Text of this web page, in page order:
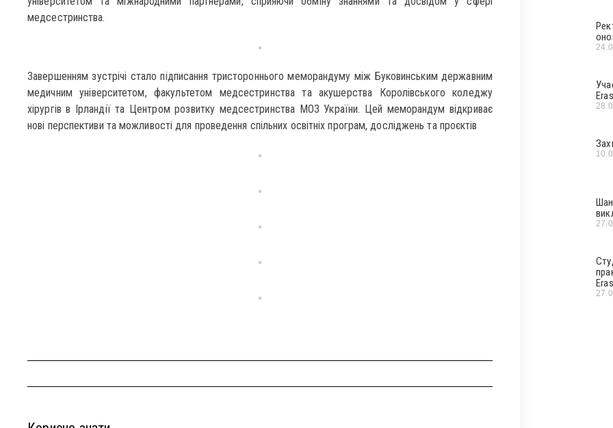
медсестринства.
Завершенням зустрічі стало підписання тристороннього меморандуму між Буковинським державним
медичним університетом, факультетом медсестринства та акушерства Королівського коледжу
хірургів в Ірландії та Центром розвитку медсестринства МОЗ України. Цей меморандум відкриває
нові перспективи та можливості для проведення спільних освітніх програм, досліджень та проєктів